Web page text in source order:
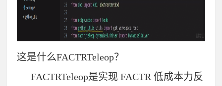
这是什么FACTRTeleop？
FACTRTeleop是实现 FACTR 低成本力反